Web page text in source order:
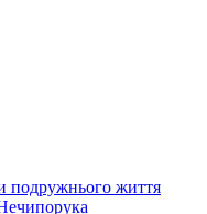
подружнього життя